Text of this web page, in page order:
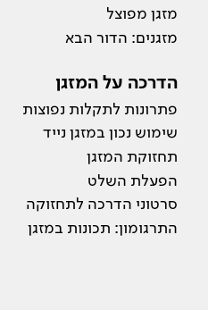
מזגן מפוצל
מזגנים: הדור הבא
הדרכה על המזגן
פתרונות לתקלות נפוצות
שימוש נכון במזגן נייד
תחזוקת המזגן
הפעלת השלט
סרטוני הדרכה לתחזוקה
התרגומון: תכונות במזגן